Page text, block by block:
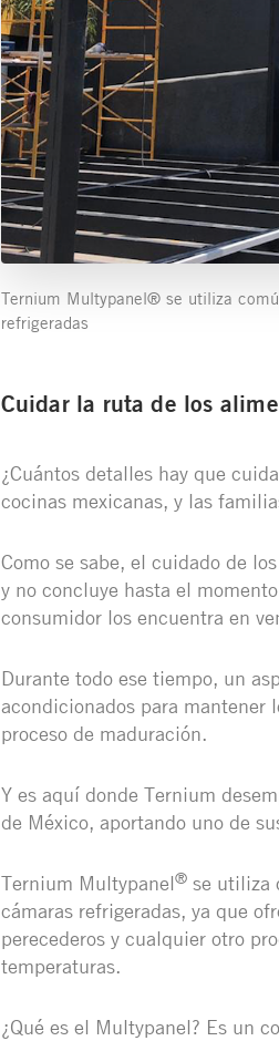
Ternium Multypanel® se utiliza
refrigeradas
Cuidar la ruta de los
¿Cuántos detalles hay que
cocinas mexicanas, y las
Como se sabe, el cuidado de
y no concluye hasta el
consumidor los encuentra en
Durante todo ese tiempo, un
acondicionados para mantener
proceso de maduración.
Y es aquí donde Ternium
de México, aportando uno de
Ternium Multypanel®se utiliza
cámaras refrigeradas, ya que
perecederos y cualquier otro
temperaturas.
¿Qué es el Multypanel? Es un